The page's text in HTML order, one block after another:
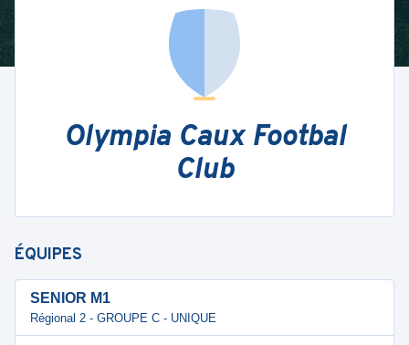
Olympia Caux Footbal
Club
ÉQUIPES
SENIOR M1
Régional 2 - GROUPE C - UNIQUE